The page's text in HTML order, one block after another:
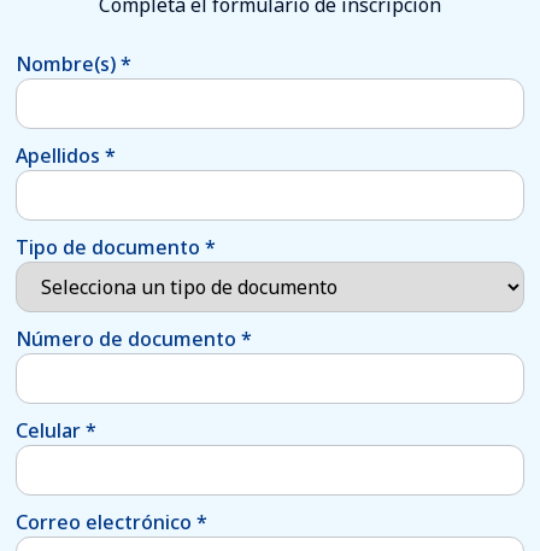
Nombre(s)*
Apellidos*
Tipo de documento*
Número de documento*
Celular*
Correo electrónico*